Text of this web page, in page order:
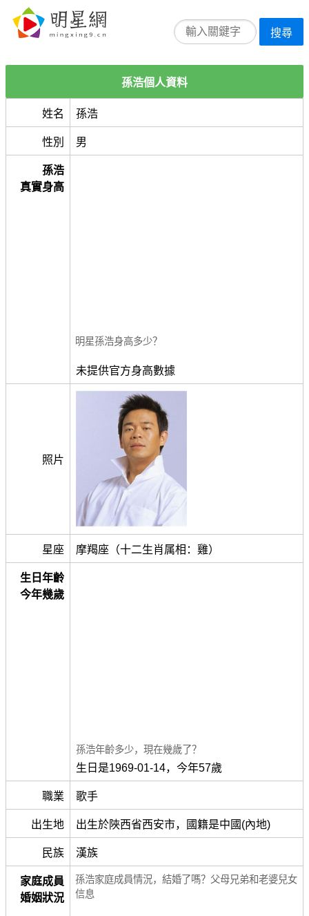
搜尋
孫浩個人資料
姓名 孫浩
性別 男
孫浩
真實身高
明星孫浩身高多少？
未提供官方身高數據
照片
星座 摩羯座（十二生肖属相：雞）
生日年齡
今年幾歲
孫浩年齡多少，現在幾歲了？
生日是1969-01-14，今年57歲
職業 歌手
出生地 出生於陜西省西安市，國籍是中國(內地)
民族 漢族
家庭成員
婚姻狀況
孫浩家庭成員情況，結婚了嗎？父母兄弟和老婆兒女
信息